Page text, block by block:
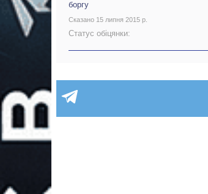
боргу
Сказано 15 липня 2015 р.
Статус обіцянки: